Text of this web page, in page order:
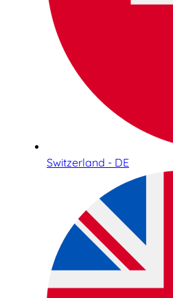
Switzerland - DE